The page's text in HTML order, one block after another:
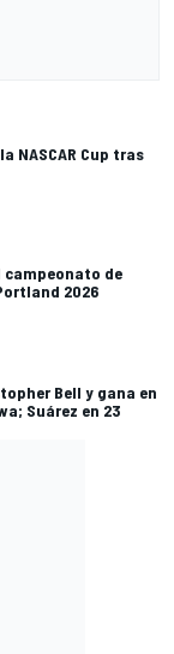
NASCAR Cup tras
de
2026
Bell y gana en
Suárez en 23